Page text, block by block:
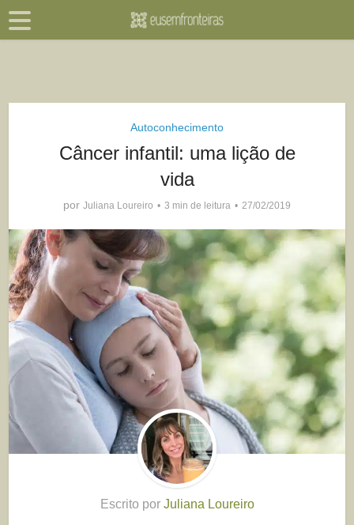
Autoconhecimento
Câncer infantil: uma lição de
vida
por Juliana Loureiro 3 min de leitura 27/02/2019
Escrito por Juliana Loureiro